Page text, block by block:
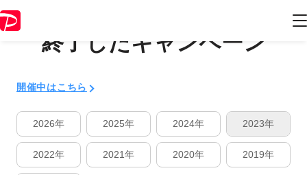
終了したキャンペーン
開催中はこちら
2026年 2025年 2024年 2023年
2022年 2021年 2020年 2019年